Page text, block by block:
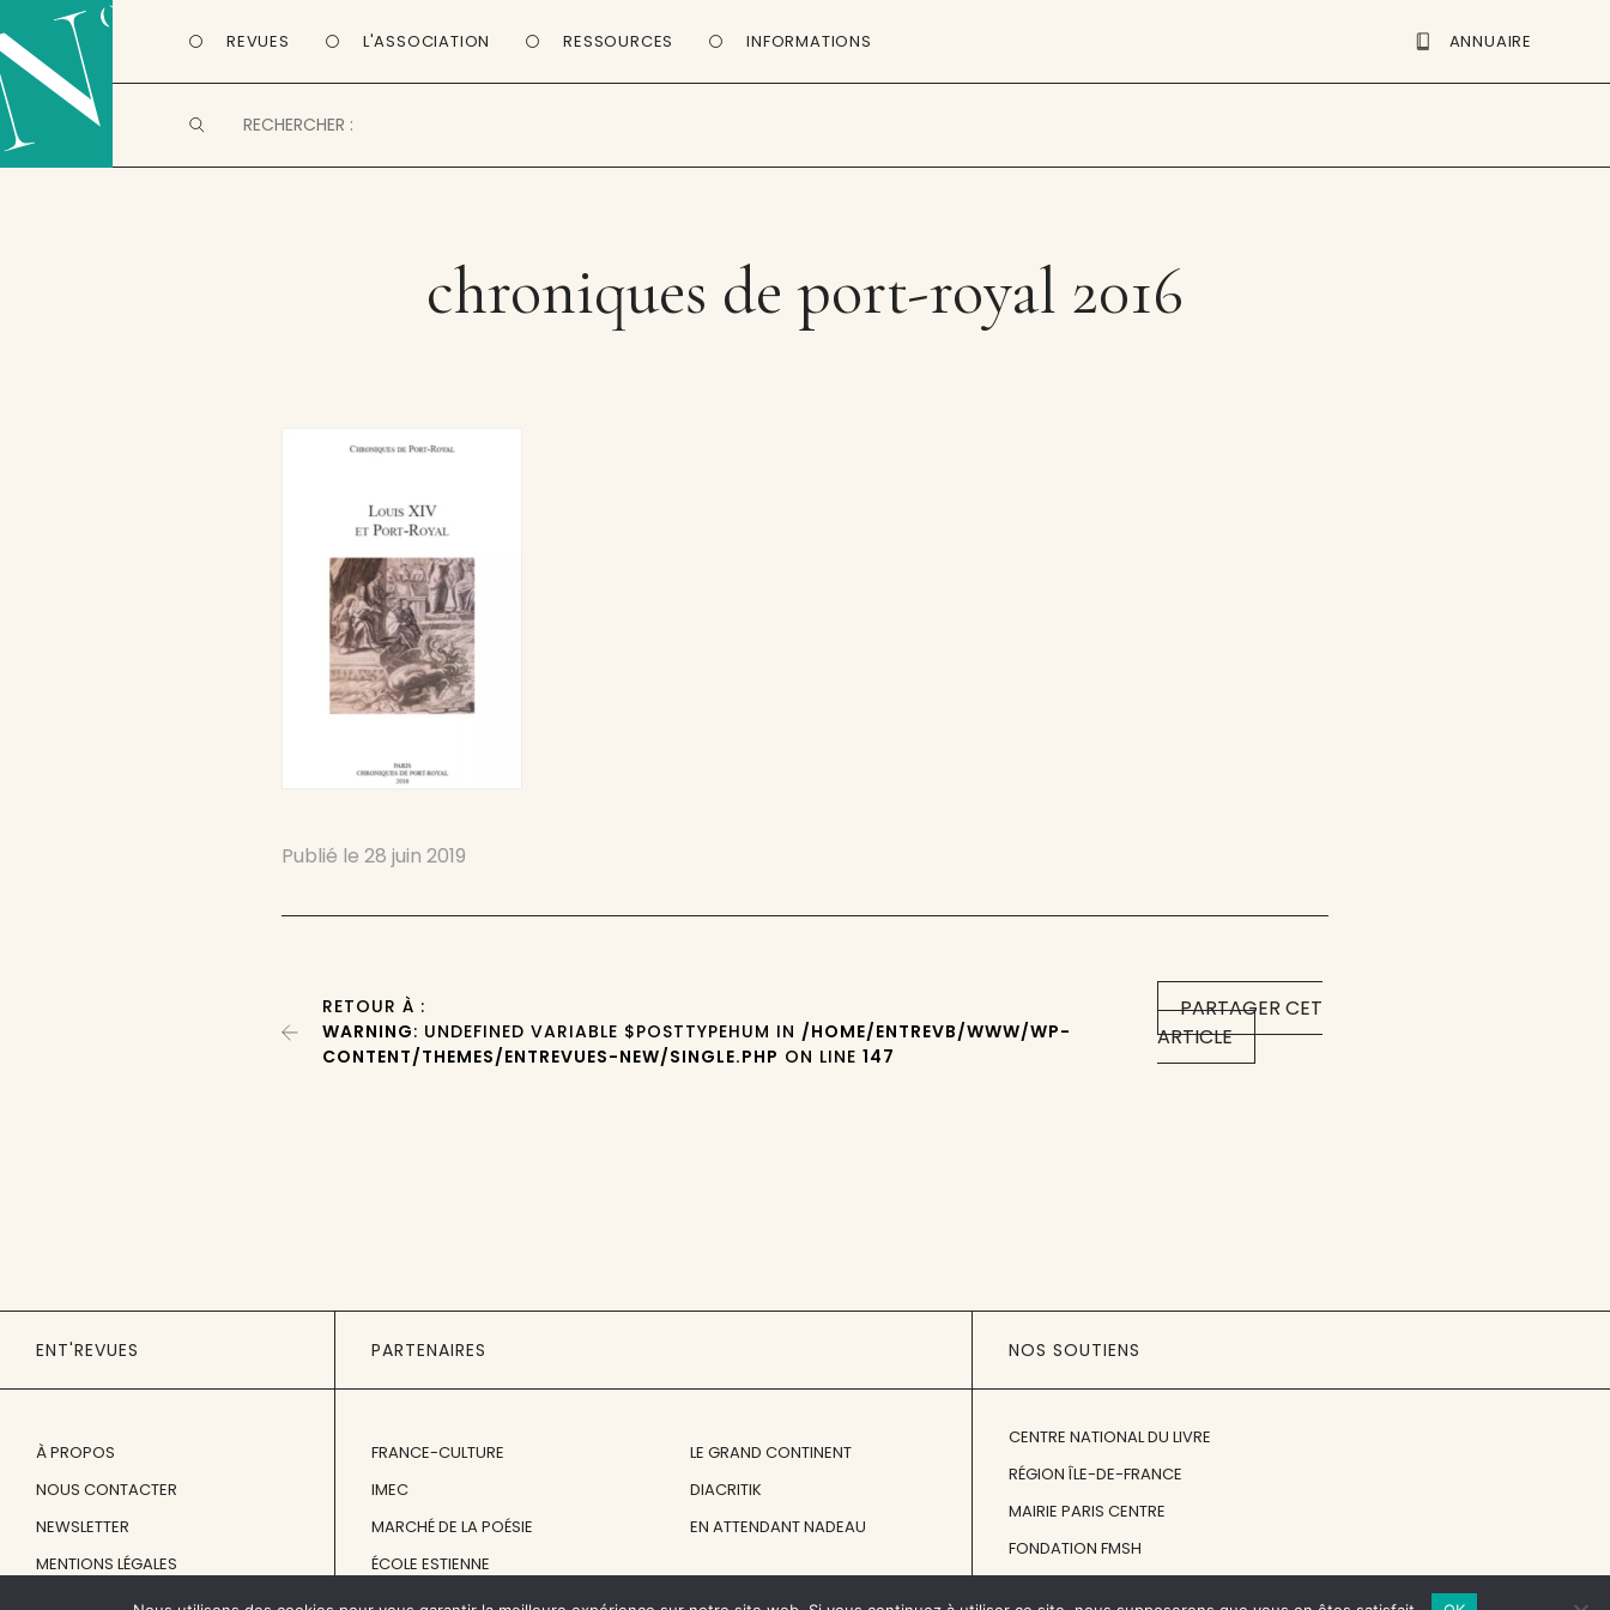
REVUES L'ASSOCIATION RESSOURCES INFORMATIONS ANNUAIRE
chroniques de port-royal 2016
Publié le28 juin 2019
PARTAGER CET
ARTICLE
RETOUR À :
WARNING: UNDEFINED VARIABLE $POSTTYPEHUM IN /HOME/ENTREVB/WWW/WP-
CONTENT/THEMES/ENTREVUES-NEW/SINGLE.PHP ON LINE147
ENT'REVUES
À PROPOS
NOUS CONTACTER
NEWSLETTER
MENTIONS LÉGALES
PARTENAIRES
FRANCE-CULTURE
IMEC
MARCHÉ DE LA POÉSIE
ÉCOLE ESTIENNE
LE GRAND CONTINENT
DIACRITIK
EN ATTENDANT NADEAU
NOS SOUTIENS
CENTRE NATIONAL DU LIVRE
RÉGION ÎLE-DE-FRANCE
MAIRIE PARIS CENTRE
FONDATION FMSH